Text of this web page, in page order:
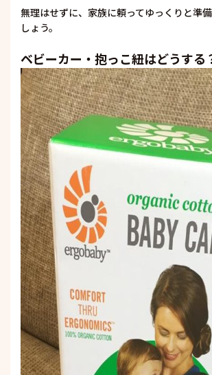
無理はせずに、家族に頼ってゆっくりと準
しょう。
ベビーカー・抱っこ紐はどうする